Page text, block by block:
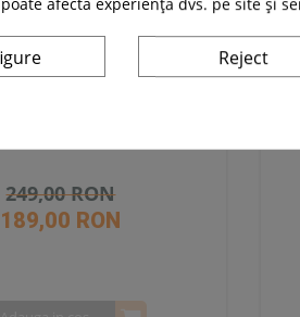
249,00 RON
189,00 RON
Reject